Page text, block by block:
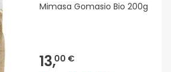
Mimasa Gomasio Bio 200g
13,00 €